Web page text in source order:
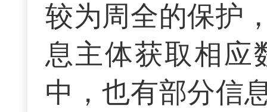
较为周全的保护
息主体获取相应
中，也有部分信